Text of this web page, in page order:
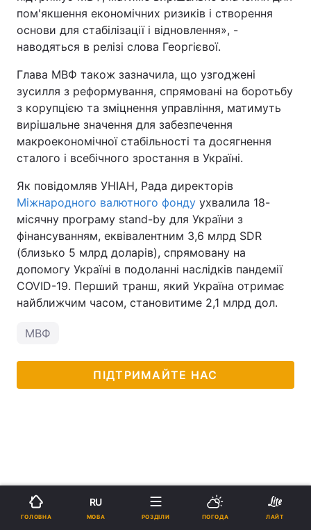
пом'якшення економічних ризиків і створення
основи для стабілізації і відновлення», -
наводяться в релізі слова Георгієвої.
Глава МВФ також зазначила, що узгоджені
зусилля з реформування, спрямовані на боротьбу
з корупцією та зміцнення управління, матимуть
вирішальне значення для забезпечення
макроекономічної стабільності та досягнення
сталого і всебічного зростання в Україні.
Як повідомляв УНІАН, Рада директорів
Міжнародного валютного фонду ухвалила 18-
місячну програму stand-by для України з
фінансуванням, еквівалентним 3,6 млрд SDR
(близько 5 млрд доларів), спрямовану на
допомогу Україні в подоланні наслідків пандемії
COVID-19. Перший транш, який Україна отримає
найближчим часом, становитиме 2,1 млрд дол.
МВФ
ПІДТРИМАЙТЕ НАС
ГОЛОВНА
RU
МОВА РОЗДІЛИ ПОГОДА ЛАЙТ